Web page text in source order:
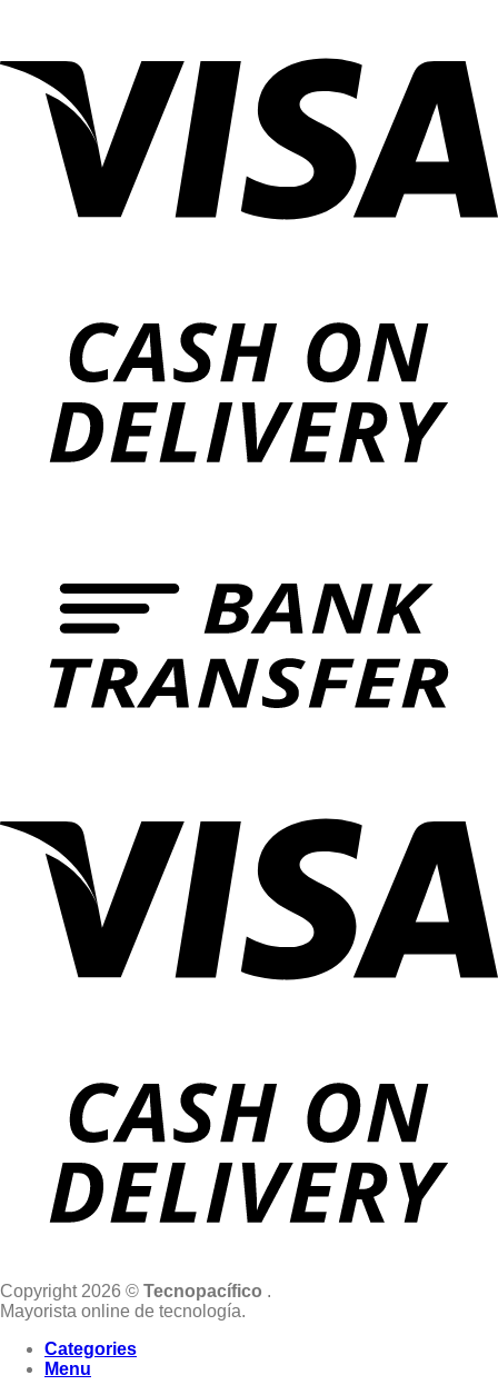
Copyright 2026 © Tecnopacífico .
Mayorista online de tecnología.
Categories
Menu